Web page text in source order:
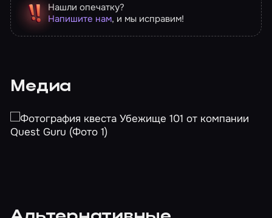
Нашли опечатку?
Напишите нам, и мы исправим!
Медиа